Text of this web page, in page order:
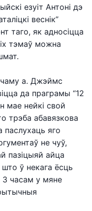
езуіт Антоні дэ
веснік”
таго, як адносіцца
тэмаў можна
чаму а. Джэймс
да праграмы “12
мае нейкі свой
трэба абавязкова
паслухаць яго
не чуў,
пазіцыяй айца
ў некага ёсць
часам у мяне